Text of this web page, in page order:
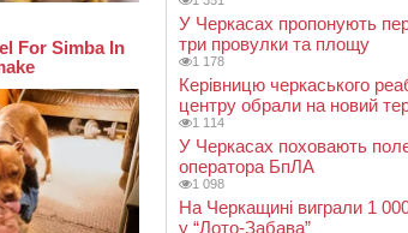
У Черкасах пропонують
три провулки та площу
1 178
Керівницю черкаського
центру обрали на новий
1 114
У Черкасах поховають
оператора БпЛА
1 098
На Черкащині виграли 1
у “Лото-Забава”